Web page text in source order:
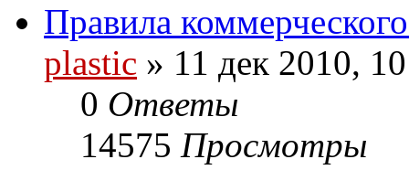
Правила
plastic » 11 дек 2010,
0 Ответы
14575 Просмотры